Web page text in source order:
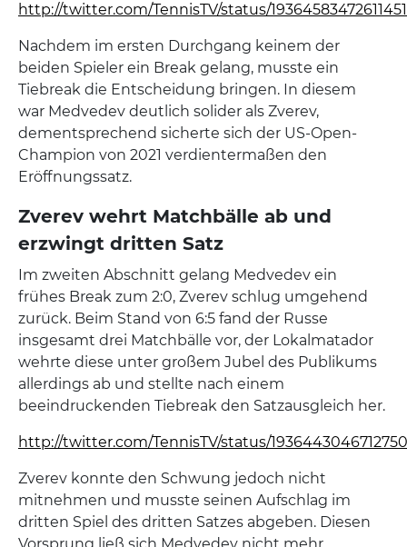
http://twitter.com/TennisTV/status/
Nachdem im ersten Durchgang keinem der
beiden Spieler ein Break gelang, musste ein
Tiebreak die Entscheidung bringen. In diesem
war Medvedev deutlich solider als Zverev,
dementsprechend sicherte sich der US-Open-
Champion von 2021 verdientermaßen den
Eröffnungssatz.
Zverev wehrt Matchbälle ab und
erzwingt dritten Satz
Im zweiten Abschnitt gelang Medvedev ein
frühes Break zum 2:0, Zverev schlug umgehend
zurück. Beim Stand von 6:5 fand der Russe
insgesamt drei Matchbälle vor, der Lokalmatador
wehrte diese unter großem Jubel des Publikums
allerdings ab und stellte nach einem
beeindruckenden Tiebreak den Satzausgleich her.
http://twitter.com/TennisTV/status/
Zverev konnte den Schwung jedoch nicht
mitnehmen und musste seinen Aufschlag im
dritten Spiel des dritten Satzes abgeben. Diesen